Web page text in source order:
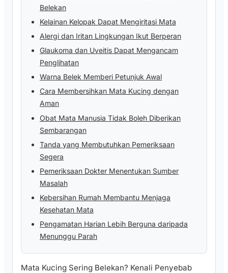
Belekan
Kelainan Kelopak Dapat Mengiritasi Mata
Alergi dan Iritan Lingkungan Ikut Berperan
Glaukoma dan Uveitis Dapat Mengancam
Penglihatan
Warna Belek Memberi Petunjuk Awal
Cara Membersihkan Mata Kucing dengan
Aman
Obat Mata Manusia Tidak Boleh Diberikan
Sembarangan
Tanda yang Membutuhkan Pemeriksaan
Segera
Pemeriksaan Dokter Menentukan Sumber
Masalah
Kebersihan Rumah Membantu Menjaga
Kesehatan Mata
Pengamatan Harian Lebih Berguna daripada
Menunggu Parah
Mata Kucing Sering Belekan? Kenali Penyebab